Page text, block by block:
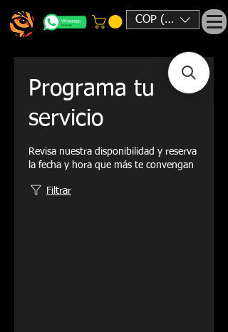
COP ($)
Programa tu
servicio
Revisa nuestra disponibilidad y reserva
la fecha y hora que más te convengan
Filtrar